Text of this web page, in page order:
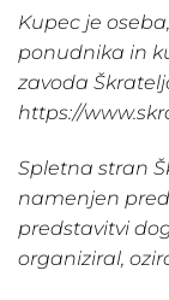
Kupec je
ponudnika in
zavoda
https://
Spletna stran
namenjen
predstavitvi
organiziral,